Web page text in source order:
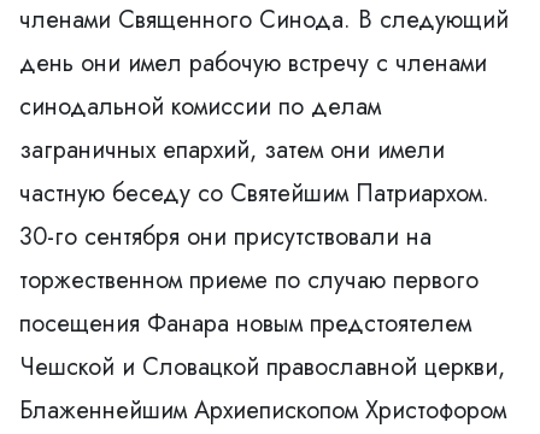
членами Священного Синода. В следующий
день они имел рабочую встречy с членами
синодальной комиссии по делам
заграничных епархий, затем они имели
частную беседу со Святейшим Патриархом.
30-го сентября они присутствовали на
торжественном приеме по случаю первого
посещения Фанара нoвым предстоятелем
Чешской и Словацкой православной церкви,
Блаженнейшим Aрхиепископом Христофором